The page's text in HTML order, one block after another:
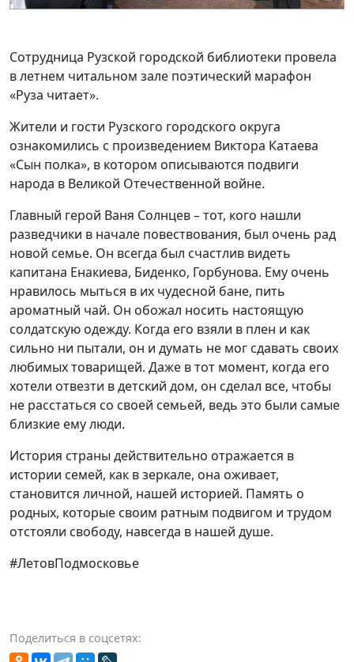
Сотрудница Рузской городской библиотеки провела
в летнем читальном зале поэтический марафон
«Руза читает».
Жители и гости Рузского городского округа
ознакомились с произведением Виктора Катаева
«Сын полка», в котором описываются подвиги
народа в Великой Отечественной войне.
Главный герой Ваня Солнцев – тот, кого нашли
разведчики в начале повествования, был очень рад
новой семье. Он всегда был счастлив видеть
капитана Енакиева, Биденко, Горбунова. Ему очень
нравилось мыться в их чудесной бане, пить
ароматный чай. Он обожал носить настоящую
солдатскую одежду. Когда его взяли в плен и как
сильно ни пытали, он и думать не мог сдавать своих
любимых товарищей. Даже в тот момент, когда его
хотели отвезти в детский дом, он сделал все, чтобы
не расстаться со своей семьей, ведь это были самые
близкие ему люди.
История страны действительно отражается в
истории семей, как в зеркале, она оживает,
становится личной, нашей историей. Память о
родных, которые своим ратным подвигом и трудом
отстояли свободу, навсегда в нашей душе.
#ЛетовПодмосковье
Поделиться в соцсетях: